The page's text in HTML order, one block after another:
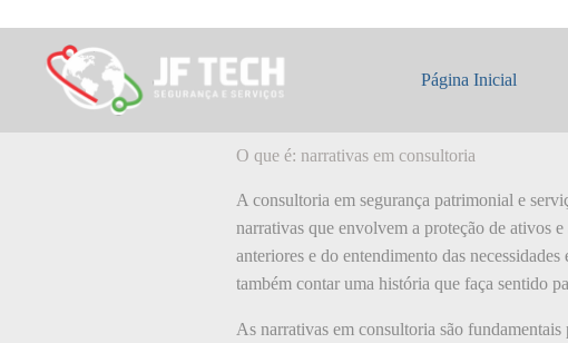
para
conteúdo
Página Inicial
O que é: narrativas
O que é: narrativas em consultoria
A consultoria em segurança patrimonial e
narrativas que envolvem a proteção de ativos
anteriores e do entendimento das
também contar uma história que faça sentido
As narrativas em consultoria são